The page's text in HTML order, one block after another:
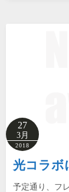
27
3月
2018
光コラボ
予定通り、フ